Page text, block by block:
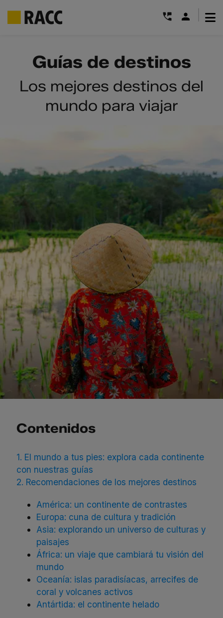
contenidoGuías de destinos
Los mejores destinos del
mundo para viajar
Contenidos
1. El mundo a tus pies: explora cada continente
con nuestras guías
2. Recomendaciones de los mejores destinos
América: un continente de contrastes
Europa: cuna de cultura y tradición
Asia: explorando un universo de culturas y
paisajes
África: un viaje que cambiará tu visión del
mundo
Oceanía: islas paradisíacas, arrecifes de
coral y volcanes activos
Antártida: el continente helado